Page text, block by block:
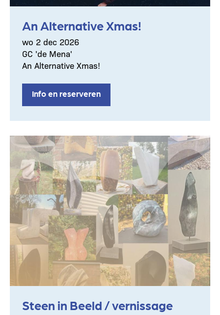
An Alternative Xmas!
wo 2 dec 2026
GC 'de Mena'
An Alternative Xmas!
Info en reserveren
Steen in Beeld / vernissage